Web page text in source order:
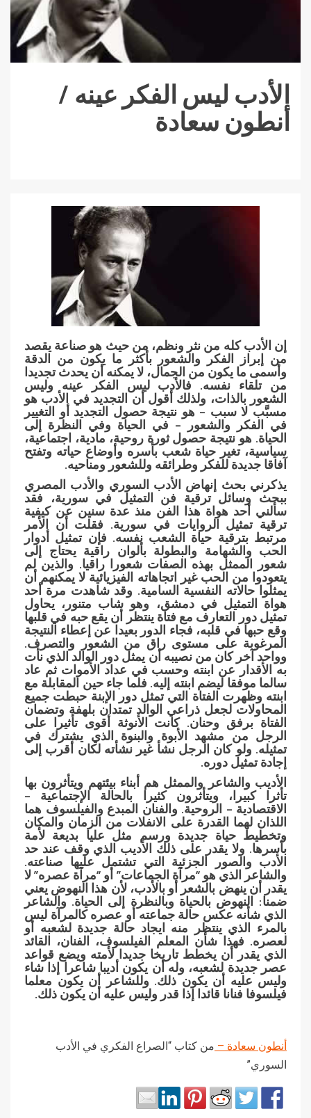
الأدب ليس الفكر عينه /
أنطون سعادة
إن الأدب كله من نثر ونظم، من حيث هو صناعة يقصد
من إبراز الفكر والشعور بأكثر ما يكون من الدقة
وأسمى ما يكون من الجمال، لا يمكنه أن يحدث تجديدا
من تلقاء نفسه. فالأدب ليس الفكر عينه وليس
الشعور بالذات، ولذلك أقول أن التجديد في الأدب هو
مسبَّب لا سبب – هو نتيجة حصول التجديد أو التغيير
في الفكر والشعور – في الحياة وفي النظرة إلى
الحياة. هو نتيجة حصول ثورة روحية، مادية، اجتماعية،
سياسية، تغير حياة شعب بأسره وأوضاع حياته وتفتح
آفاقا جديدة للفكر وطرائقه وللشعور ومناحيه.
يذكرني بحث إنهاض الأدب السوري والأدب المصري
ببحث وسائل ترقية فن التمثيل في سورية، فقد
سألني أحد هواة هذا الفن منذ عدة سنين عن كيفية
ترقية تمثيل الروايات في سورية. فقلت أن الأمر
مرتبط بترقية حياة الشعب نفسه. فإن تمثيل أدوار
الحب والشهامة والبطولة بألوان راقية يحتاج إلى
شعور الممثل بهذه الصفات شعورا راقيا. والذين لم
يتعودوا من الحب غير اتجاهاته الفيزيائية لا يمكنهم أن
يمثلوا حالاته النفسية السامية. وقد شاهدت مرة أحد
هواة التمثيل في دمشق، وهو شاب متنور، يحاول
تمثيل دور التعارف مع فتاة ينتظر أن يقع حبه في قلبها
وقع حبها في قلبه، فجاء الدور بعيدا عن إعطاء النتيجة
المرغوبة على مستوى راق من الشعور والتصرف.
وواحد آخر كان من نصيبه أن يمثل دور الوالد الذي نأت
به الأقدار عن ابنته وحسب في عداد الأموات ثم عاد
سالما موفقا ليضم ابنته إليه. فلما جاء حين المقابلة مع
ابنته وظهرت الفتاة التي تمثل دور الإبنة حبطت جميع
المحاولات لجعل ذراعي الوالد تمتدان بلهفة وتضمان
الفتاة برفق وحنان. كانت الأنوثة أقوى تأثيرا على
الرجل من مشهد الأبوة والبنوة الذي يشترك في
تمثيله. ولو كان الرجل نشأ غير نشأته لكان أقرب إلى
إجادة تمثيل دوره.
الأديب والشاعر والممثل هم أبناء بيئتهم ويتأثرون بها
تأثرا كبيرا، ويتأثرون كثيرا بالحالة الإجتماعية –
الاقتصادية – الروحية. والفنان المبدع والفيلسوف هما
اللذان لهما القدرة على الانفلات من الزمان والمكان
وتخطيط حياة جديدة ورسم مثل عليا بديعة لأمة
بأسرها. ولا يقدر على ذلك الأديب الذي وقف عند حد
الأدب والصور الجزئية التي تشتمل عليها صناعته.
والشاعر الذي هو “مرآة الجماعات” أو “مرآة عصره” لا
يقدر أن ينهض بالشعر أو بالأدب، لأن هذا النهوض يعني
ضمنا: النهوض بالحياة وبالنظرة إلى الحياة. والشاعر
الذي شأنه عكس حالة جماعته أو عصره كالمرآة ليس
بالمرء الذي ينتظر منه ايجاد حالة جديدة لشعبه أو
لعصره. فهذا شأن المعلم الفيلسوف، الفنان، القائد
الذي يقدر أن يخطط تاريخا جديدا لأمته ويضع قواعد
عصر جديدة لشعبه، وله أن يكون أديبا شاعرا إذا شاء
وليس عليه أن يكون ذلك. وللشاعر أن يكون معلما
فيلسوفا فنانا قائدا إذا قدر وليس عليه أن يكون ذلك.
أنطون سعادة – من كتاب “الصراع الفكري في الأدب
السوري”